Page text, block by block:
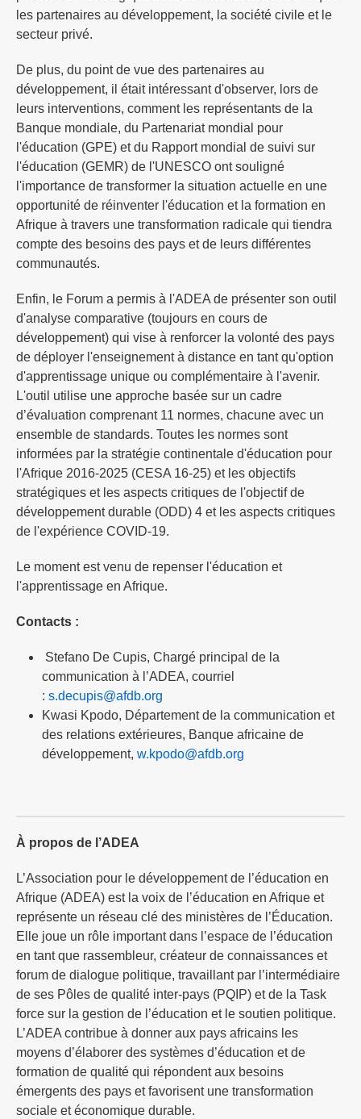
les partenaires au développement, la société civile et le
secteur privé.
De plus, du point de vue des partenaires au
développement, il était intéressant d'observer, lors de
leurs interventions, comment les représentants de la
Banque mondiale, du Partenariat mondial pour
l'éducation (GPE) et du Rapport mondial de suivi sur
l'éducation (GEMR) de l'UNESCO ont souligné
l'importance de transformer la situation actuelle en une
opportunité de réinventer l'éducation et la formation en
Afrique à travers une transformation radicale qui tiendra
compte des besoins des pays et de leurs différentes
communautés.
Enfin, le Forum a permis à l'ADEA de présenter son outil
d'analyse comparative (toujours en cours de
développement) qui vise à renforcer la volonté des pays
de déployer l'enseignement à distance en tant qu'option
d'apprentissage unique ou complémentaire à l'avenir.
L'outil utilise une approche basée sur un cadre
d’évaluation comprenant 11 normes, chacune avec un
ensemble de standards. Toutes les normes sont
informées par la stratégie continentale d'éducation pour
l'Afrique 2016-2025 (CESA 16-25) et les objectifs
stratégiques et les aspects critiques de l'objectif de
développement durable (ODD) 4 et les aspects critiques
de l'expérience COVID-19.
Le moment est venu de repenser l'éducation et
l'apprentissage en Afrique.
Contacts :
Stefano De Cupis, Chargé principal de la
communication à l’ADEA, courriel
: s.decupis@afdb.org
Kwasi Kpodo, Département de la communication et
des relations extérieures, Banque africaine de
développement, w.kpodo@afdb.org
À propos de l’ADEA
L’Association pour le développement de l’éducation en
Afrique (ADEA) est la voix de l’éducation en Afrique et
représente un réseau clé des ministères de l’Éducation.
Elle joue un rôle important dans l’espace de l’éducation
en tant que rassembleur, créateur de connaissances et
forum de dialogue politique, travaillant par l’intermédiaire
de ses Pôles de qualité inter-pays (PQIP) et de la Task
force sur la gestion de l’éducation et le soutien politique.
L’ADEA contribue à donner aux pays africains les
moyens d’élaborer des systèmes d’éducation et de
formation de qualité qui répondent aux besoins
émergents des pays et favorisent une transformation
sociale et économique durable.